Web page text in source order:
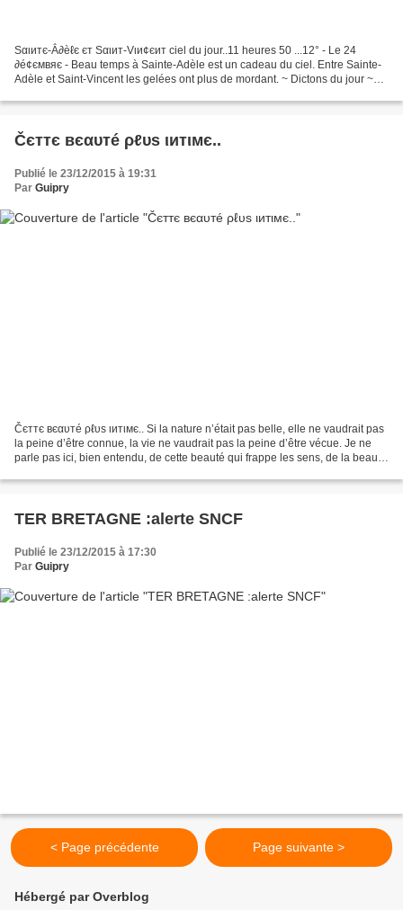
Sαιитє-Ẳ∂èℓє єт Sαιит-Vιи¢єит ciel du jour..11 heures 50 ...12° - Le 24
∂é¢ємвяє - Beau temps à Sainte-Adèle est un cadeau du ciel. Entre Sainte-
Adèle et Saint-Vincent les gelées ont plus de mordant. ~ Dictons du jour ~
Čєттє вєαυтé ρℓυѕ ιитιмє..
Publié le 23/12/2015 à 19:31
Par Guipry
Čєттє вєαυтé ρℓυѕ ιитιмє.. Si la nature n’était pas belle, elle ne vaudrait pas
la peine d’être connue, la vie ne vaudrait pas la peine d’être vécue. Je ne
parle pas ici, bien entendu, de cette beauté qui frappe les sens, de la beauté
TER BRETAGNE :alerte SNCF
Publié le 23/12/2015 à 17:30
Par Guipry
< Page précédente Page suivante >
Hébergé par Overblog